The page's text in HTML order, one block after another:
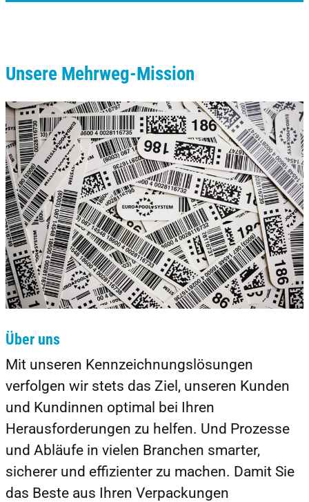
Unsere Mehrweg-Mission
Über uns
Mit unseren Kennzeichnungslösungen
verfolgen wir stets das Ziel, unseren Kunden
und Kundinnen optimal bei Ihren
Herausforderungen zu helfen. Und Prozesse
und Abläufe in vielen Branchen smarter,
sicherer und effizienter zu machen. Damit Sie
das Beste aus Ihren Verpackungen